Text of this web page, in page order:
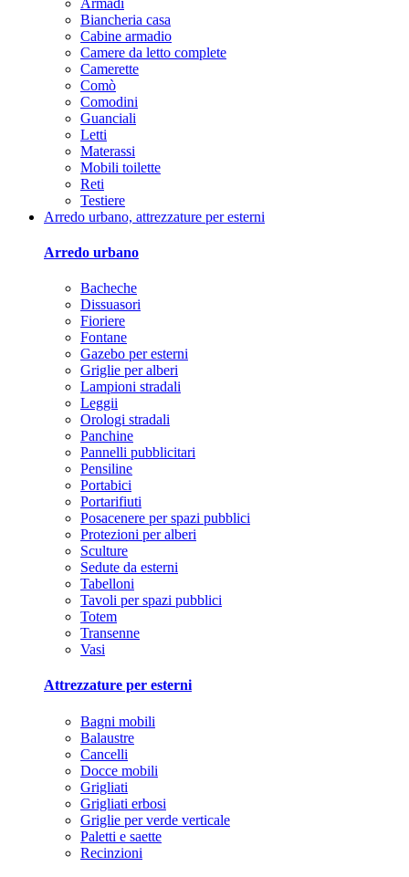
Biancheria casa
Cabine armadio
Camere da letto complete
Camerette
Comò
Comodini
Guanciali
Letti
Materassi
Mobili toilette
Reti
Testiere
Arredo urbano, attrezzature per esterni
Arredo urbano
Bacheche
Dissuasori
Fioriere
Fontane
Gazebo per esterni
Griglie per alberi
Lampioni stradali
Leggii
Orologi stradali
Panchine
Pannelli pubblicitari
Pensiline
Portabici
Portarifiuti
Posacenere per spazi pubblici
Protezioni per alberi
Sculture
Sedute da esterni
Tabelloni
Tavoli per spazi pubblici
Totem
Transenne
Vasi
Attrezzature per esterni
Bagni mobili
Balaustre
Cancelli
Docce mobili
Grigliati
Grigliati erbosi
Griglie per verde verticale
Paletti e saette
Recinzioni